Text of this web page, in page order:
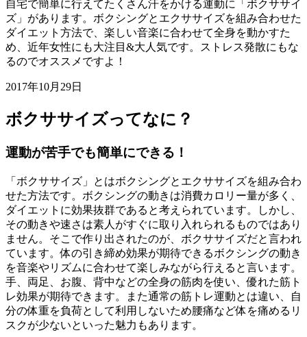
自宅で簡単に行えてたくさん汗をかける運動に「ボクササイ
ズ」があります。ボクシングとエクササイズを組み合わせた
ダイエット方法で、楽しい音楽に合わせて全身を動かすた
め、近年女性にも大注目&大人気です。ストレス発散にもな
るのでオススメですよ！
2017年10月29日
ボクササイズってなに？
運動が苦手でも簡単にできる！
「ボクササイズ」とはボクシングとエクササイズを組み合わ
せた方法です。ボクシングの動きは消費カロリー量が多く、
ダイエットに効果抜群であると考えられています。しかし、
その動きや速さは素人がすぐに取り入れられるものではあり
ません。そこで作り出されたのが、ボクササイズだと言われ
ています。体の引き締め効果が期待できるボクシングの動き
を音楽やリズムに合わせて楽しみながら行えると言います。
手、両足、お腹、背中などの全身の筋肉を使い、優れた筋ト
レ効果が期待できます。また通常の筋トレ運動とは違い、自
分の体重を負荷として利用しないため腰痛など体を痛めるリ
スクが少ないといった魅力もあります。